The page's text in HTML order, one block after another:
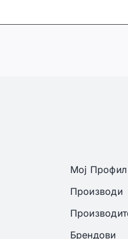
Мој Профил
Производи
Брендови